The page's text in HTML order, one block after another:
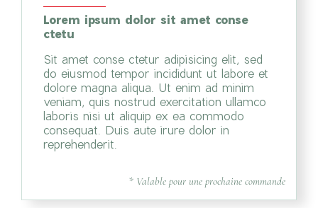
Lorem ipsum dolor sit amet conse
ctetu
Sit amet conse ctetur adipisicing elit, sed
do eiusmod tempor incididunt ut labore et
dolore magna aliqua. Ut enim ad minim
veniam, quis nostrud exercitation ullamco
laboris nisi ut aliquip ex ea commodo
consequat. Duis aute irure dolor in
reprehenderit.
* Valable pour une prochaine commande